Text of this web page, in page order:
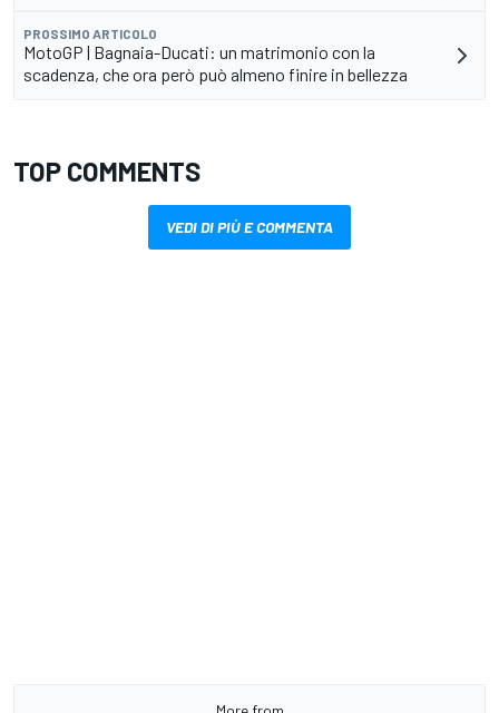
PROSSIMO ARTICOLO
MotoGP | Bagnaia-Ducati: un matrimonio con la
scadenza, che ora però può almeno finire in bellezza
TOP COMMENTS
VEDI DI PIÙ E COMMENTA